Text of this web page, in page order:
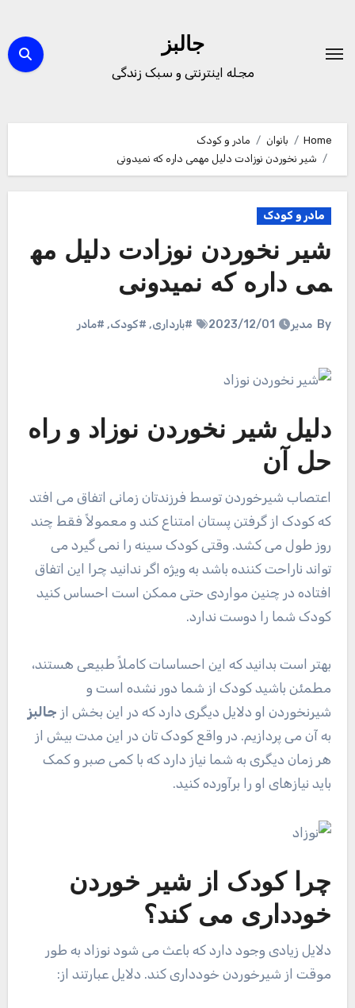
content
جالبز
مجله اینترنتی و سبک زندگی
Home بانوان
مادر و کودک
شیر نخوردن نوزادت دلیل مهمی داره که نمیدونی
مادر و کودک
شیر نخوردن نوزادت دلیل مه
می داره که نمیدونی
By مدیر 2023/12/01 #بارداری, #کودک, #مادر
دلیل شیر نخوردن نوزاد و راه
حل آن
که کودک از گرفتن پستان امتناع کند و معمولاً فقط چند
روز طول می کشد. وقتی کودک سینه را نمی گیرد می
تواند ناراحت کننده باشد به ویژه اگر ندانید چرا این اتفاق
افتاده در چنین مواردی حتی ممکن است احساس کنید
کودک شما را دوست ندارد.
بهتر است بدانید که این احساسات کاملاً طبیعی هستند،
مطمئن باشید کودک از شما دور نشده است و
شیرنخوردن او دلایل دیگری دارد که در این بخش از جالبز
به آن می پردازیم. در واقع کودک تان در این مدت بیش از
هر زمان دیگری به شما نیاز دارد که با کمی صبر و کمک
باید نیازهای او را برآورده کنید.
چرا کودک از شیر خوردن
خودداری می کند؟
دلایل زیادی وجود دارد که باعث می شود نوزاد به طور
موقت از شیرخوردن خودداری کند. دلایل عبارتند از: